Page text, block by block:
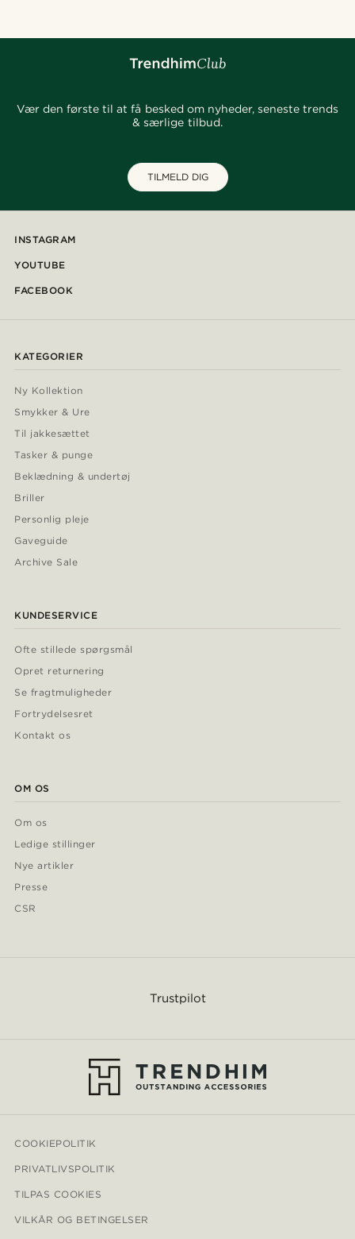
Vær den første til at få besked om nyheder, seneste trends
& særlige tilbud.
TILMELD DIG
INSTAGRAM
YOUTUBE
FACEBOOK
KATEGORIER
Ny Kollektion
Smykker & Ure
Til jakkesættet
Tasker & punge
Beklædning & undertøj
Briller
Personlig pleje
Gaveguide
Archive Sale
KUNDESERVICE
Ofte stillede spørgsmål
Opret returnering
Se fragtmuligheder
Fortrydelsesret
Kontakt os
OM OS
Om os
Ledige stillinger
Nye artikler
Presse
CSR
Trustpilot
COOKIEPOLITIK
PRIVATLIVSPOLITIK
TILPAS COOKIES
VILKÅR OG BETINGELSER